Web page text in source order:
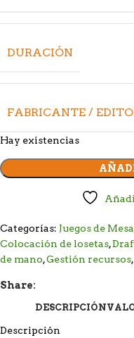
DURACIÓN
FABRICANTE /
Hay existencias
Categorías: Juegos de Mesa
Colocación de losetas,
de mano,Gestión recursos,
Share:
DESCRIPCIÓN
Descripción